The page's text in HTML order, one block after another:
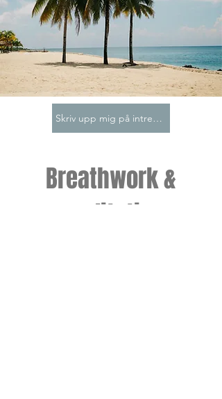
Skriv upp mig på intresselistan
Breathwork &
meditation